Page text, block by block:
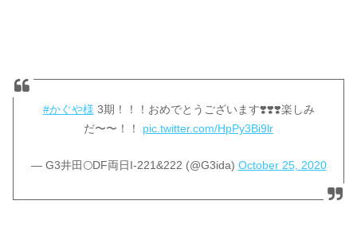
#かぐや様 3期！！！おめでとうございます❣️❣️❣️楽しみ
だ〜〜！！ pic.twitter.com/HpPy3Bi9lr
— G3井田🌕DF両日I-221&222 (@G3ida) October 25, 2020